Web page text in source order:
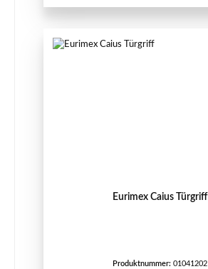
Eurimex Caius Türgriff
Produktnummer: 01041202